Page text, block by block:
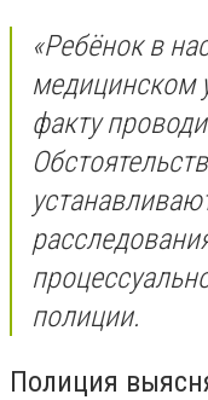
«Ребёнок в
медицинском
факту
полиции.
Полиция